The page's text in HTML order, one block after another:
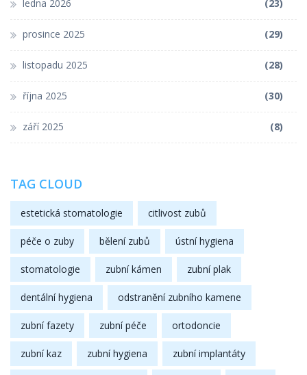
ledna 2026 (23)
prosince 2025 (29)
listopadu 2025 (28)
října 2025 (30)
září 2025 (8)
TAG CLOUD
estetická stomatologie citlivost zubů
péče o zuby bělení zubů ústní hygiena
stomatologie zubní kámen zubní plak
dentální hygiena odstranění zubního kamene
zubní fazety zubní péče ortodoncie
zubní kaz zubní hygiena zubní implantáty